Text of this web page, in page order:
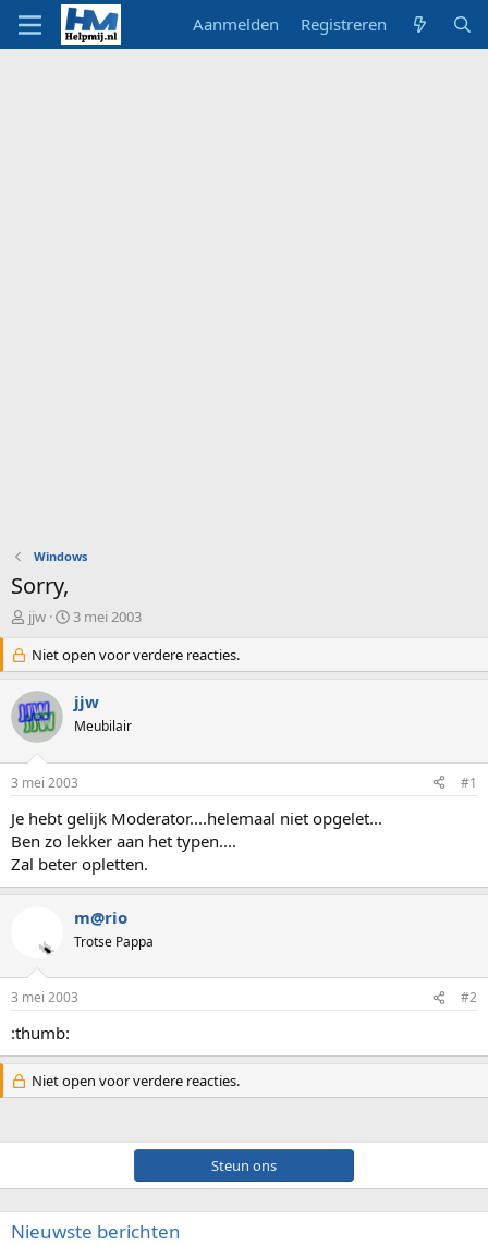
Aanmelden Registreren
Windows
Sorry,
O
d
e
r
w
e
s
t
a
r
t
e
jjw
S
a
r
t
d
a
m
3 mei 2003
Niet open voor verdere reacties.
jjw
Meubilair
3 mei 2003 #1
Je hebt gelijk Moderator....helemaal niet opgelet...
Ben zo lekker aan het typen....
Zal beter opletten.
m@rio
Trotse Pappa
3 mei 2003 #2
:thumb:
Niet open voor verdere reacties.
Steun ons
Nieuwste berichten